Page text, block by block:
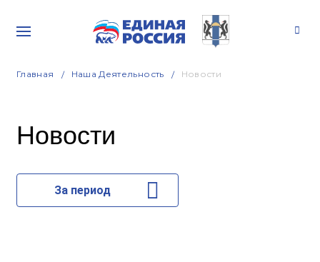
Главная Наша Деятельность Новости
Новости
За период